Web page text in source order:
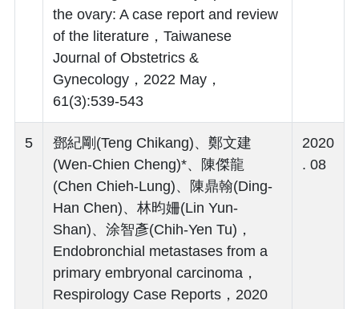
the ovary: A case report and review
of the literature，Taiwanese
Journal of Obstetrics &
Gynecology，2022 May，
61(3):539-543
5
鄧紀剛(Teng Chikang)、鄭文建
(Wen-Chien Cheng)*、陳傑龍
(Chen Chieh-Lung)、陳鼎翰(Ding-
Han Chen)、林昀姍(Lin Yun-
Shan)、涂智彥(Chih-Yen Tu)，
Endobronchial metastases from a
primary embryonal carcinoma，
Respirology Case Reports，2020
2020
. 08